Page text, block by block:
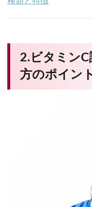
2.ビタミン
方のポイン